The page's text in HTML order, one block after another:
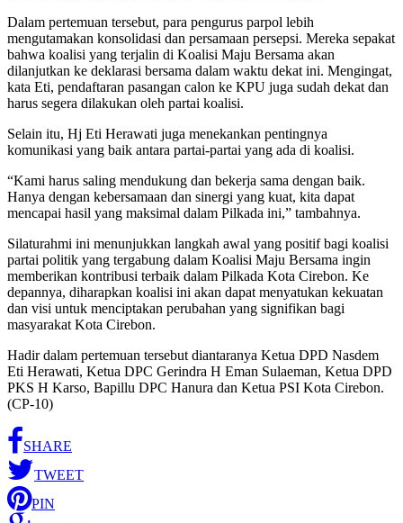
Dalam pertemuan tersebut, para pengurus parpol lebih
mengutamakan konsolidasi dan persamaan persepsi. Mereka sepakat
bahwa koalisi yang terjalin di Koalisi Maju Bersama akan
dilanjutkan ke deklarasi bersama dalam waktu dekat ini. Mengingat,
kata Eti, pendaftaran pasangan calon ke KPU juga sudah dekat dan
harus segera dilakukan oleh partai koalisi.
Selain itu, Hj Eti Herawati juga menekankan pentingnya
komunikasi yang baik antara partai-partai yang ada di koalisi.
“Kami harus saling mendukung dan bekerja sama dengan baik.
Hanya dengan kebersamaan dan sinergi yang kuat, kita dapat
mencapai hasil yang maksimal dalam Pilkada ini,” tambahnya.
Silaturahmi ini menunjukkan langkah awal yang positif bagi koalisi
partai politik yang tergabung dalam Koalisi Maju Bersama ingin
memberikan kontribusi terbaik dalam Pilkada Kota Cirebon. Ke
depannya, diharapkan koalisi ini akan dapat menyatukan kekuatan
dan visi untuk menciptakan perubahan yang signifikan bagi
masyarakat Kota Cirebon.
Hadir dalam pertemuan tersebut diantaranya Ketua DPD Nasdem
Eti Herawati, Ketua DPC Gerindra H Eman Sulaeman, Ketua DPD
PKS H Karso, Bapillu DPC Hanura dan Ketua PSI Kota Cirebon.
(CP-10)
SHARE
TWEET
PIN